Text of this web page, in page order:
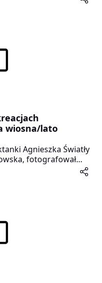
wiosna/lato
Agnieszka Światły
fotografował